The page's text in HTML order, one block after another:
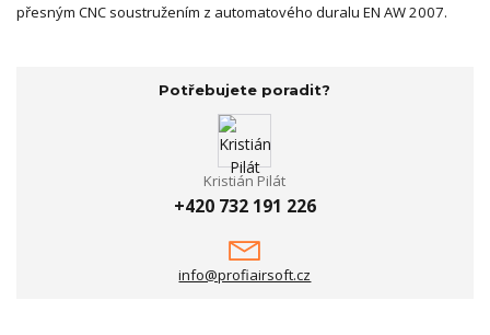
přesným CNC soustružením z automatového duralu EN AW 2007.
Potřebujete poradit?
Kristián Pilát
+420 732 191 226
info@profiairsoft.cz